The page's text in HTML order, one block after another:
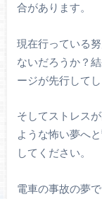
合があります。
現在行っている
ないだろうか？
ージが先行して
そしてストレス
ような怖い夢へ
してください。
電車の事故の夢